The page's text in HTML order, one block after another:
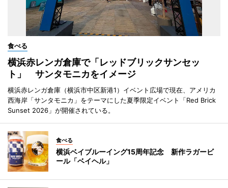
食べる
横浜赤レンガ倉庫で「レッドブリックサンセッ
ト」 サンタモニカをイメージ
横浜赤レンガ倉庫（横浜市中区新港1）イベント広場で現在、アメリカ
西海岸「サンタモニカ」をテーマにした夏季限定イベント「Red Brick
Sunset 2026」が開催されている。
食べる
横浜ベイブルーイング15周年記念 新作ラガービ
ール「ベイヘル」